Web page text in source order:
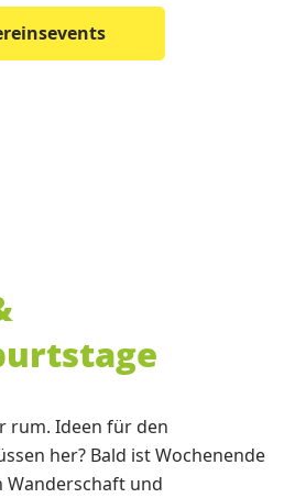
rum. Ideen für den
her? Bald ist Wochenende
Wanderschaft und